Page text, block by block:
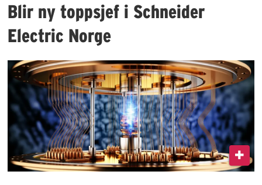
Blir ny toppsjef i Schneider
Electric Norge